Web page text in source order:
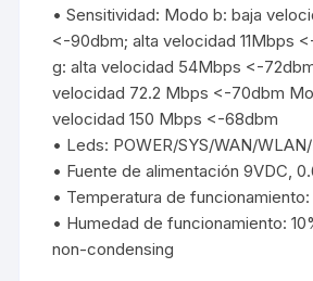
• Sensitividad: Modo b: baja
<-90dbm; alta velocidad 11Mbps
g: alta velocidad 54Mbps <-
velocidad 72.2 Mbps <-70dbm
velocidad 150 Mbps <-68dbm
• Leds: POWER/SYS/WAN/
• Fuente de alimentación 9VDC,
• Temperatura de
• Humedad de funcionamiento:
non-condensing